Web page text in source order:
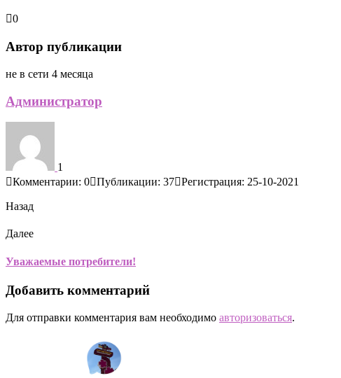
0
Автор публикации
не в сети 4 месяца
Администратор
1
Комментарии: 0 Публикации: 37 Регистрация: 25-10-2021
Назад
Далее
Уважаемые потребители!
Добавить комментарий
Для отправки комментария вам необходимо авторизоваться.